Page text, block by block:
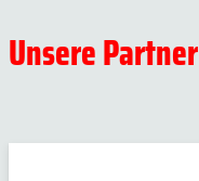
Unsere Partner